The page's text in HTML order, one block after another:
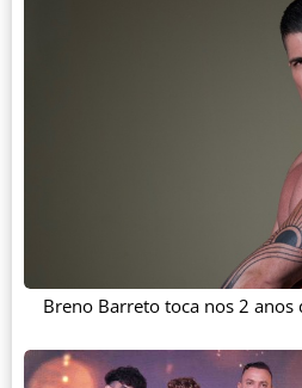
Breno Barreto toca nos 2 anos